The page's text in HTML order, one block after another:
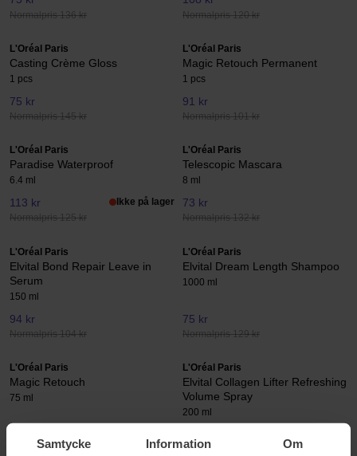
Samtycke Information Om
Normalpris 136 kr Normalpris 120 kr
L'Oréal Paris
Casting Crème Gloss
1 pcs
75 kr
Normalpris 145 kr
L'Oréal Paris
Magic Retouch Permanent
1 pcs
91 kr
Normalpris 101 kr
L'Oréal Paris
Paradise Waterproof
6.4 ml
113 kr
Normalpris 125 kr
Ikke på lager
L'Oréal Paris
Telescopic Mascara
8 ml
73 kr
Normalpris 132 kr
L'Oréal Paris
Elvital Bond Repair Leave in
Serum
150 ml
94 kr
Normalpris 104 kr
L'Oréal Paris
Elvital Dream Length Shampoo
1000 ml
75 kr
Normalpris 129 kr
L'Oréal Paris
Magic Retouch
75 ml
Normalpris 83 kr
L'Oréal Paris
Elvital Collagen Lifter Refreshing
Volume Spray
200 ml
Normalpris 74 kr